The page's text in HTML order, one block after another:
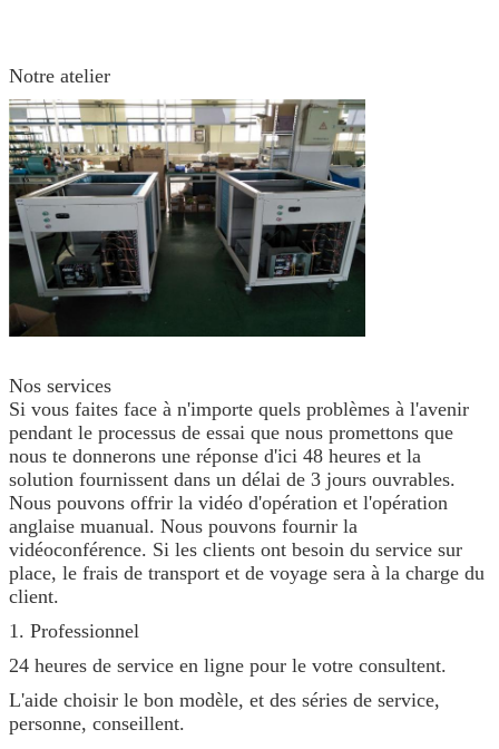
Notre atelier
Nos services
Si vous faites face à n'importe quels problèmes à l'avenir
pendant le processus de essai que nous promettons que
nous te donnerons une réponse d'ici 48 heures et la
solution fournissent dans un délai de 3 jours ouvrables.
Nous pouvons offrir la vidéo d'opération et l'opération
anglaise muanual. Nous pouvons fournir la
vidéoconférence. Si les clients ont besoin du service sur
place, le frais de transport et de voyage sera à la charge du
client.
1. Professionnel
24 heures de service en ligne pour le votre consultent.
L'aide choisir le bon modèle, et des séries de service,
personne, conseillent.